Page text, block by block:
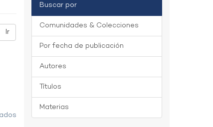
Ir
Buscar por
Comunidades & Colecciones
Por fecha de publicación
Autores
Títulos
Materias